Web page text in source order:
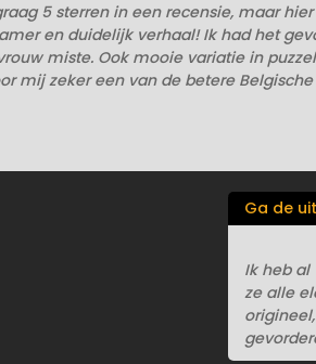
Ga de
Ik heb al
ze alle
5 sterren in een recensie, maar
en duidelijk verhaal! Ik had het
miste. Ook mooie variatie in
mij zeker een van de betere